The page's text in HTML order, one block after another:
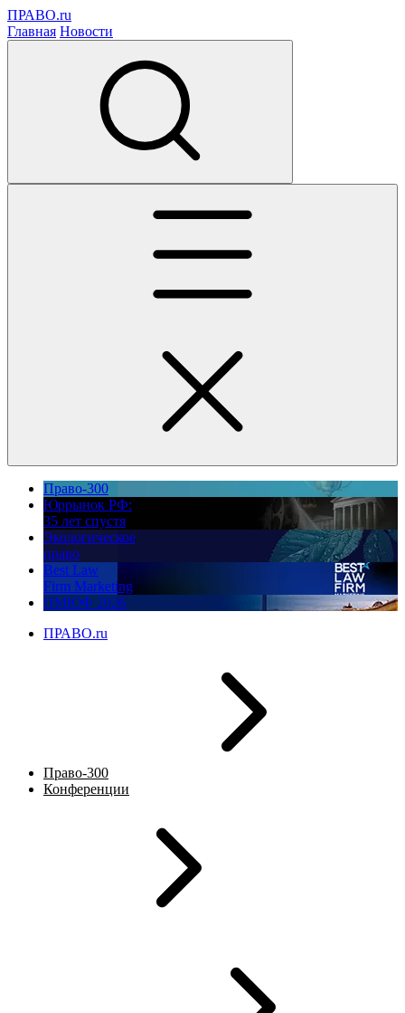
ПРАВО.ru
Главная Новости
Право-300
Юррынок РФ:
35 лет спустя
Экологическое
право
Best Law
Firm Marketing
ПМЮФ 2026
ПРАВО.ru
Право-300
Конференции